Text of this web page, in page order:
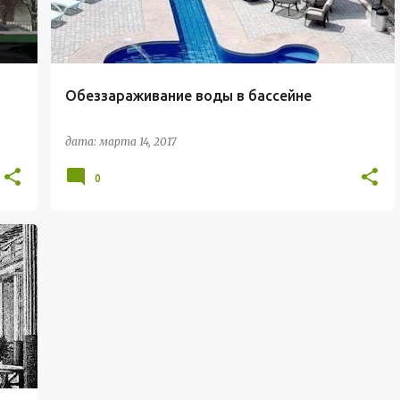
Обеззараживание воды в бассейне
дата:марта 14, 2017
0